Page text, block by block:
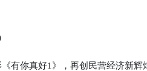
你真好1》，再创民营经济新辉